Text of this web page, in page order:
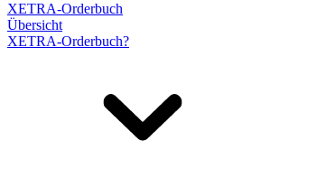
XETRA-Orderbuch
Übersicht
XETRA-Orderbuch?